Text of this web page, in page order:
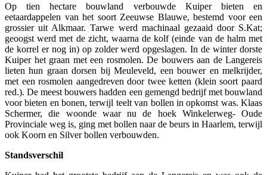
Op tien hectare bouwland verbouwde Kuiper bieten en
eetaardappelen van het soort Zeeuwse Blauwe, bestemd voor een
grossier uit Alkmaar. Tarwe werd machinaal gezaaid door S.Kat;
geoogst werd met de zicht, waarna de kolf (einde van de halm met
de korrel er nog in) op zolder werd opgeslagen. In de winter dorste
Kuiper het graan met een rosmolen. De bouwers aan de Langereis
lieten hun graan dorsen bij Meuleveld, een bouwer en melkrijder,
met een rosmolen aangedreven door twee ketten (klein soort paard
red.). De meest bouwers hadden een gemengd bedrijf met bouwland
voor bieten en bonen, terwijl teelt van bollen in opkomst was. Klaas
Schermer, die woonde waar nu de hoek Winkelerweg- Oude
Provinciale weg is, ging met bollen naar de beurs in Haarlem, terwijl
ook Koorn en Silver bollen verbouwden.
Standsverschil